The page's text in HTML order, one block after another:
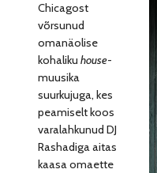
Chicagost
võrsunud
omanäolise
kohalikuhouse­-
muusika
suurkujuga, kes
peamiselt koos
varalahkunud DJ
Rashadiga aitas
kaasa omaette